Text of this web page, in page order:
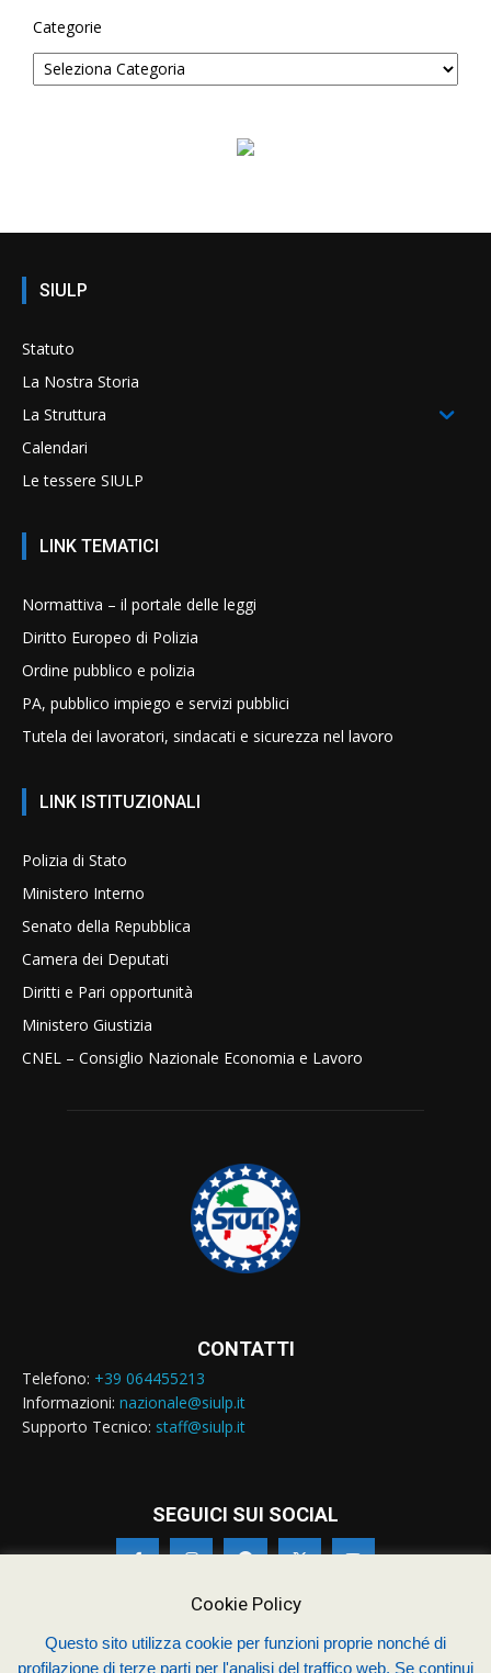
Categorie
SIULP
Statuto
La Nostra Storia
La Struttura
Calendari
Le tessere SIULP
LINK TEMATICI
Normattiva – il portale delle leggi
Diritto Europeo di Polizia
Ordine pubblico e polizia
PA, pubblico impiego e servizi pubblici
Tutela dei lavoratori, sindacati e sicurezza nel lavoro
LINK ISTITUZIONALI
Polizia di Stato
Ministero Interno
Senato della Repubblica
Camera dei Deputati
Diritti e Pari opportunità
Ministero Giustizia
CNEL – Consiglio Nazionale Economia e Lavoro
CONTATTI
Telefono: +39 064455213
Informazioni: nazionale@siulp.it
Supporto Tecnico: staff@siulp.it
SEGUICI SUI SOCIAL
© Siulp 2026 - C.F.97014000588 - Realizzato dastudio4s.com
Cookie Policy
Questo sito utilizza cookie per funzioni proprie nonché di
profilazione di terze parti per l'analisi del traffico web. Se continui